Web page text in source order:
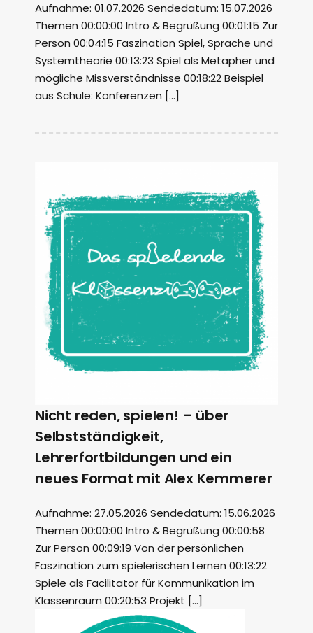
Aufnahme: 01.07.2026 Sendedatum: 15.07.2026
Themen 00:00:00 Intro & Begrüßung 00:01:15 Zur
Person 00:04:15 Faszination Spiel, Sprache und
Systemtheorie 00:13:23 Spiel als Metapher und
mögliche Missverständnisse 00:18:22 Beispiel
aus Schule: Konferenzen […]
Nicht reden, spielen! – über
Selbstständigkeit,
Lehrerfortbildungen und ein
neues Format mit Alex Kemmerer
Aufnahme: 27.05.2026 Sendedatum: 15.06.2026
Themen 00:00:00 Intro & Begrüßung 00:00:58
Zur Person 00:09:19 Von der persönlichen
Faszination zum spielerischen Lernen 00:13:22
Spiele als Facilitator für Kommunikation im
Klassenraum 00:20:53 Projekt […]